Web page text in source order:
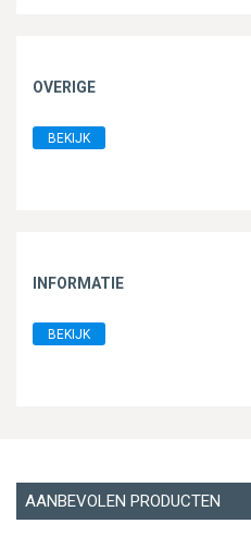
OVERIGE
BEKIJK
INFORMATIE
BEKIJK
AANBEVOLEN PRODUCTEN